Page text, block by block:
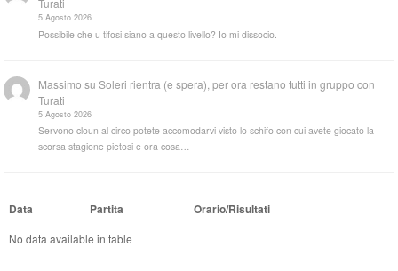
Turati
5 Agosto 2026
Possibile che u tifosi siano a questo livello? Io mi dissocio.
Massimo suSoleri rientra (e spera), per ora restano tutti in gruppo con
Turati
5 Agosto 2026
Servono cloun al circo potete accomodarvi visto lo schifo con cui avete giocato la
scorsa stagione pietosi e ora cosa…
Data Partita Orario/Risultati
No data available in table